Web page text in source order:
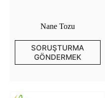
Nane Tozu
SORUŞTURMA
GÖNDERMEK